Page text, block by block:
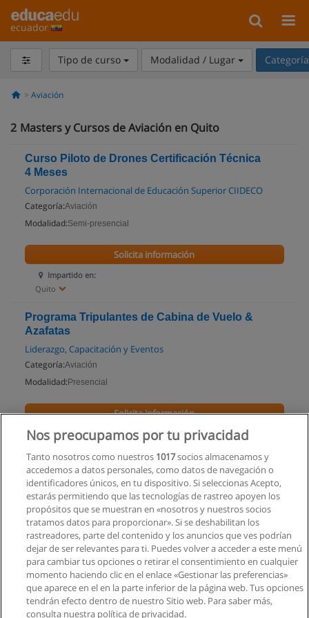
ecuador
Tipo de curso Modalidad / Lugar
Aviación
2 Masters y Cursos de Aviación en Quito
Curso Piloto de Drones Certificación Técnica
4 Meses
Corporación Internacional de Educación Superior CIIDECO
Categoría:Aviación
Modalidad:Semi-presencial
Impartido en:
Quito
Solicita información
Programa Tripulantes de Cabina de Vuelo &
Azafatas
Liderazgo, Capacitación y Eventos
Categoría:Aviación
Modalidad: Presencial
Impartido en:
Solicita información
Nos preocupamos por tu privacidad
Tanto nosotros como nuestros 1017socios almacenamos y
accedemos a datos personales, como datos de navegación o
identificadores únicos, en tu dispositivo. Si seleccionas Acepto,
estarás permitiendo que las tecnologías de rastreo apoyen los
propósitos que se muestran en «nosotros y nuestros socios
tratamos datos para proporcionar». Si se deshabilitan los
rastreadores, parte del contenido y los anuncios que ves podrían
dejar de ser relevantes para ti. Puedes volver a acceder a este menú
para cambiar tus opciones o retirar el consentimiento en cualquier
momento haciendo clic en el enlace «Gestionar las preferencias»
que aparece en el en la parte inferior de la página web. Tus opciones
tendrán efecto dentro de nuestro Sitio web. Para saber más,
consulta nuestra política de privacidad.